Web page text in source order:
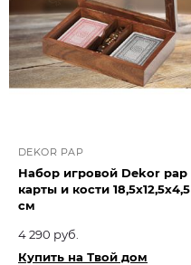
DEKOR PAP
Набор игровой Dekor pap
карты и кости 18,5x12,5x4,5
см
4 290 руб.
Купить на Твой дом